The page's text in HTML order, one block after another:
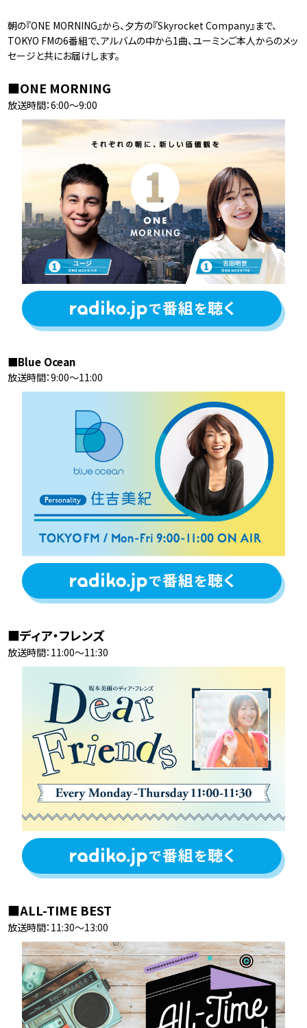
朝の『ONE MORNING』から、夕方の『Skyrocket Company』まで、
TOKYO FMの6番組で、アルバムの中から1曲、ユーミンご本人からのメッ
セージと共にお届けします。
■ONE MORNING
放送時間：6:00〜9:00
■Blue Ocean
放送時間：9:00〜11:00
■ディア・フレンズ
放送時間：11:00〜11:30
■ALL-TIME BEST
放送時間：11:30〜13:00